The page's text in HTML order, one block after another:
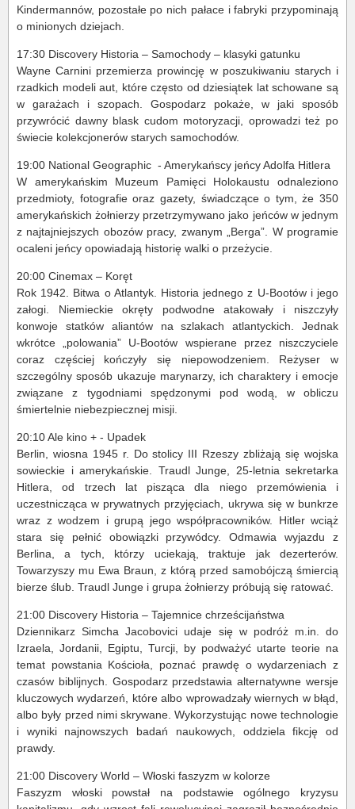
Kindermannów, pozostałe po nich pałace i fabryki przypominają
o minionych dziejach.
17:30 Discovery Historia – Samochody – klasyki gatunku
Wayne Carnini przemierza prowincję w poszukiwaniu starych i
rzadkich modeli aut, które często od dziesiątek lat schowane są
w garażach i szopach. Gospodarz pokaże, w jaki sposób
przywrócić dawny blask cudom motoryzacji, oprowadzi też po
świecie kolekcjonerów starych samochodów.
19:00 National Geographic - Amerykańscy jeńcy Adolfa Hitlera
W amerykańskim Muzeum Pamięci Holokaustu odnaleziono
przedmioty, fotografie oraz gazety, świadczące o tym, że 350
amerykańskich żołnierzy przetrzymywano jako jeńców w jednym
z najtajniejszych obozów pracy, zwanym „Berga”. W programie
ocaleni jeńcy opowiadają historię walki o przeżycie.
20:00 Cinemax – Koręt
Rok 1942. Bitwa o Atlantyk. Historia jednego z U-Bootów i jego
załogi. Niemieckie okręty podwodne atakowały i niszczyły
konwoje statków aliantów na szlakach atlantyckich. Jednak
wkrótce „polowania” U-Bootów wspierane przez niszczyciele
coraz częściej kończyły się niepowodzeniem. Reżyser w
szczególny sposób ukazuje marynarzy, ich charaktery i emocje
związane z tygodniami spędzonymi pod wodą, w obliczu
śmiertelnie niebezpiecznej misji.
20:10 Ale kino + - Upadek
Berlin, wiosna 1945 r. Do stolicy III Rzeszy zbliżają się wojska
sowieckie i amerykańskie. Traudl Junge, 25-letnia sekretarka
Hitlera, od trzech lat pisząca dla niego przemówienia i
uczestnicząca w prywatnych przyjęciach, ukrywa się w bunkrze
wraz z wodzem i grupą jego współpracowników. Hitler wciąż
stara się pełnić obowiązki przywódcy. Odmawia wyjazdu z
Berlina, a tych, którzy uciekają, traktuje jak dezerterów.
Towarzyszy mu Ewa Braun, z którą przed samobójczą śmiercią
bierze ślub. Traudl Junge i grupa żołnierzy próbują się ratować.
21:00 Discovery Historia – Tajemnice chrześcijaństwa
Dziennikarz Simcha Jacobovici udaje się w podróż m.in. do
Izraela, Jordanii, Egiptu, Turcji, by podważyć utarte teorie na
temat powstania Kościoła, poznać prawdę o wydarzeniach z
czasów biblijnych. Gospodarz przedstawia alternatywne wersje
kluczowych wydarzeń, które albo wprowadzały wiernych w błąd,
albo były przed nimi skrywane. Wykorzystując nowe technologie
i wyniki najnowszych badań naukowych, oddziela fikcję od
prawdy.
21:00 Discovery World – Włoski faszyzm w kolorze
Faszyzm włoski powstał na podstawie ogólnego kryzysu